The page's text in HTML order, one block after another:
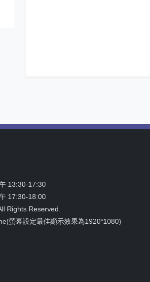
13:30-17:30
17:30-18:00
Rights Reserved.
螢幕設定最佳顯示效果為1920*1080)